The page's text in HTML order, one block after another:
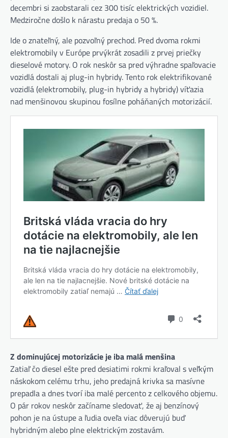
decembri si zaobstarali cez 300 tisíc elektrických vozidiel.
Medziročne došlo k nárastu predaja o 50 %.
Ide o znateľný, ale pozvoľný prechod. Pred dvoma rokmi
elektromobily v Európe prvýkrát zosadili z prvej priečky
dieselové motory. O rok neskôr sa pred výhradne spaľovacie
vozidlá dostali aj plug-in hybridy. Tento rok elektrifikované
vozidlá (elektromobily, plug-in hybridy a hybridy) víťazia
nad menšinovou skupinou fosílne poháňaných motorizácií.
Z dominujúcej motorizácie je iba malá menšina
Zatiaľ čo diesel ešte pred desiatimi rokmi kraľoval s veľkým
náskokom celému trhu, jeho predajná krivka sa masívne
prepadla a dnes tvorí iba malé percento z celkového objemu.
O pár rokov neskôr začíname sledovať, že aj benzínový
pohon je na ústupe a ľudia oveľa viac dôverujú buď
hybridným alebo plne elektrickým zostavám.